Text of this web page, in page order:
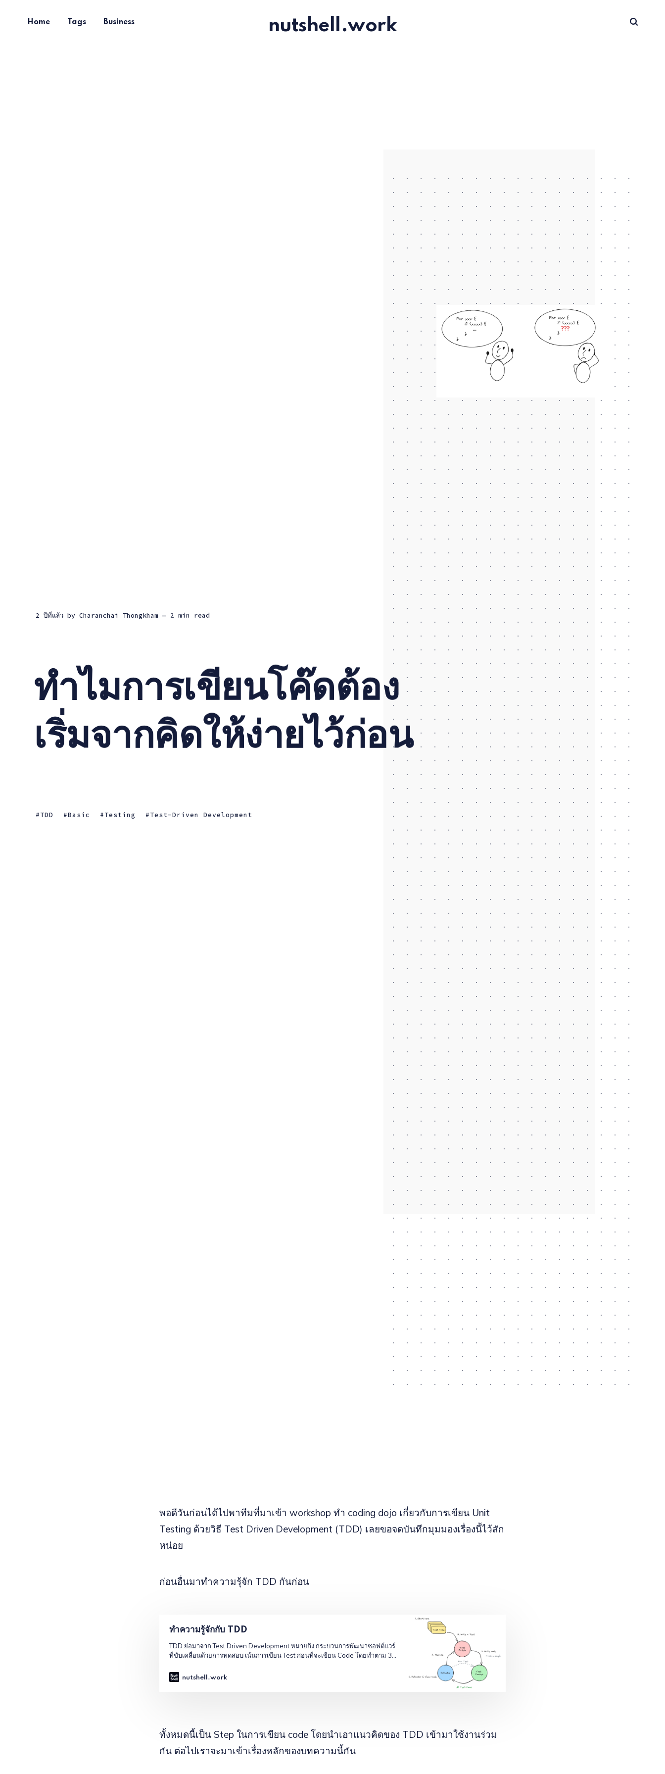
nutshell.work
Home Tags Business
2 ปีที่แล้ว by Charanchai Thongkham — 2 min read
ทำไมการเขียนโค๊ดต้อง
เริ่มจากคิดให้ง่ายไว้ก่อน
TDD Basic Testing Test-Driven Development
พอดีวันก่อนได้ไปพาทีมที่มาเข้า workshop ทำ coding dojo เกี่ยวกับการเขียน Unit
Testing ด้วยวิธี Test Driven Development (TDD) เลยขอจดบันทึกมุมมองเรื่องนี้ไว้สัก
หน่อย
ก่อนอื่นมาทำความรุ้จัก TDD กันก่อน
ทำความรู้จักกับ TDD
TDD ย่อมาจาก Test Driven Development หมายถึง กระบวนการพัฒนาซอฟต์แวร์
ที่ขับเคลื่อนด้วยการทดสอบ เน้นการเขียน Test ก่อนที่จะเขียน Code โดยทำตาม 3
คาดหวังของซอฟต์แวร์ 2. รั
nutshell.work
ทั้งหมดนี้เป็น Step ในการเขียน code โดยนำเอาแนวคิดของ TDD เข้ามาใช้งานร่วม
กัน ต่อไปเราจะมาเข้าเรื่องหลักของบทความนี้กัน